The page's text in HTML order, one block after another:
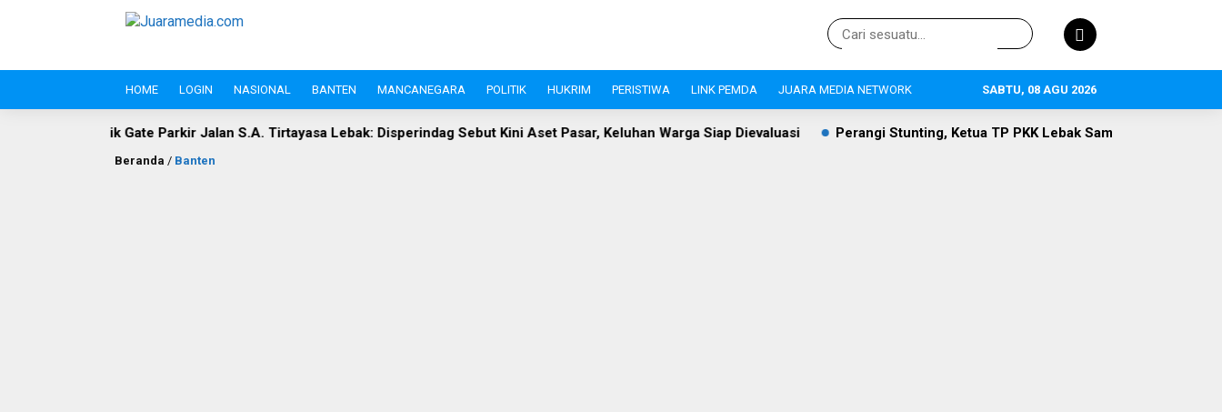
HOME LOGIN NASIONAL BANTEN MANCANEGARA POLITIK HUKRIM PERISTIWA LINK PEMDA JUARA MEDIA NETWORK SABTU, 08 AGU 2026
Parkir Jalan S.A. Tirtayasa Lebak: Disperindag Sebut Kini Aset Pasar, Keluhan Warga Siap Dievaluasi Perangi Stunting, Ketua TP PKK Lebak Sambangi Anak Asuh di Desa
Beranda / Banten